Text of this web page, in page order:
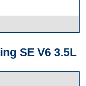
SE V6 3.5L